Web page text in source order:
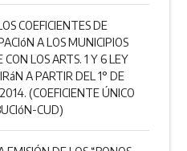
COEFICIENTES DE
A LOS MUNICIPIOS
CON LOS ARTS. 1 Y 6 LEY
A PARTIR DEL 1° DE
(COEFICIENTE ÚNICO
CUD)